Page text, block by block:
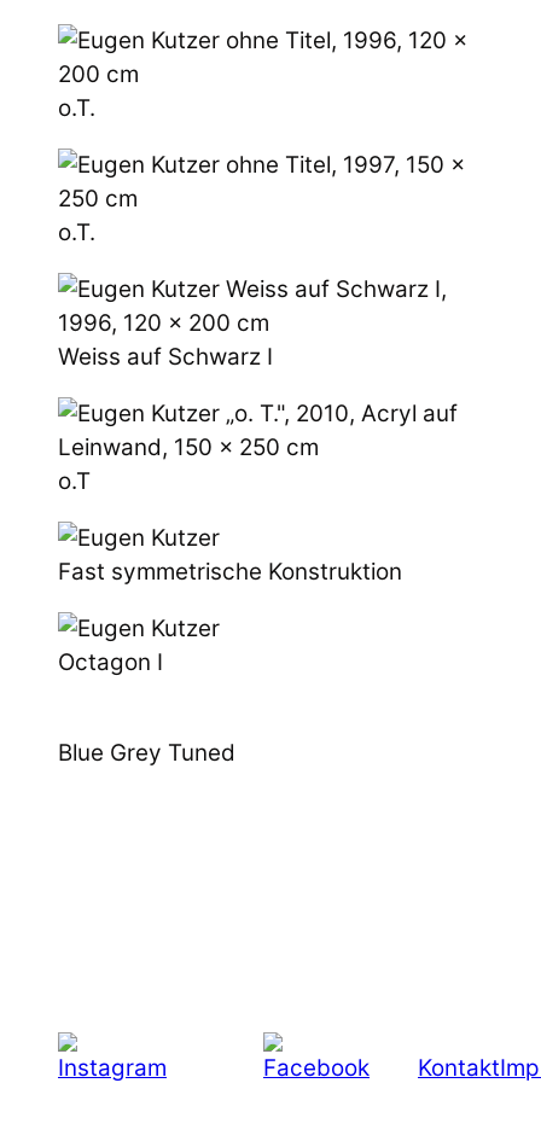
o.T.
o.T.
Weiss auf Schwarz I
o.T
Fast symmetrische Konstruktion
Octagon I
Blue Grey Tuned
Kontakt